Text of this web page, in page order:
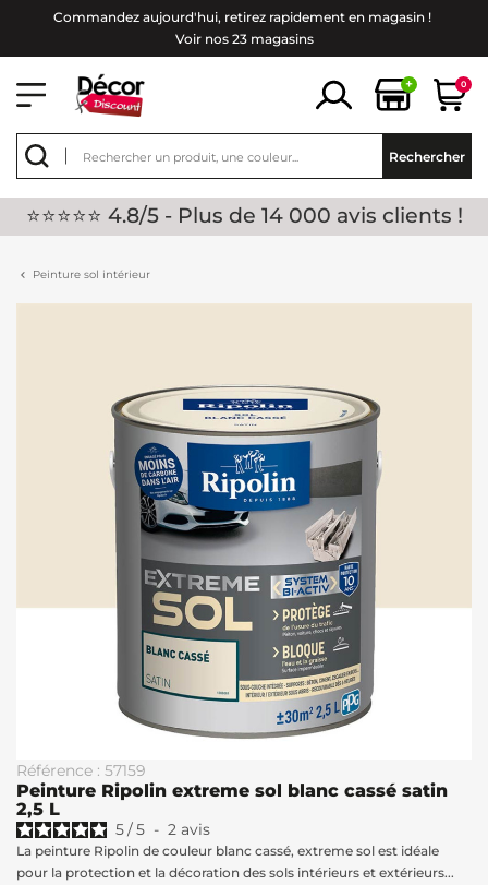
Commandez aujourd'hui, retirez rapidement en magasin !
Voir nos 23 magasins
+ 0
Rechercher
⭐⭐⭐⭐⭐ 4.8/5 - Plus de 14 000 avis clients !
Peinture sol intérieur
Référence : 57159
Peinture Ripolin extreme sol blanc cassé satin
2,5 L
5/5 - 2 avis
La peinture Ripolin de couleur blanc cassé, extreme sol est idéale
pour la protection et la décoration des sols intérieurs et extérieurs...